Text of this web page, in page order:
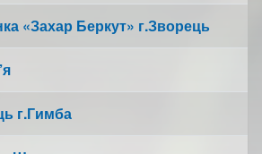
«Захар Беркут» г.Зворець
г.Гимба